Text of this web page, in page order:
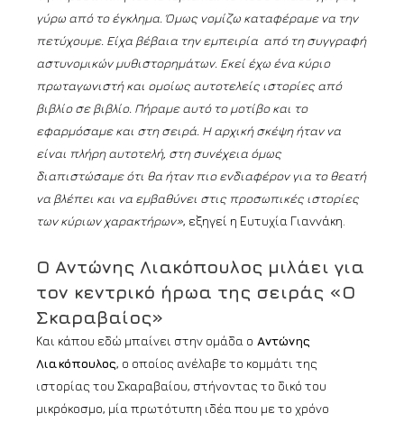
γύρω από το έγκλημα. Όμως νομίζω καταφέραμε να την
πετύχουμε. Είχα βέβαια την εμπειρία από τη συγγραφή
αστυνομικών μυθιστορημάτων. Εκεί έχω ένα κύριο
πρωταγωνιστή και ομοίως αυτοτελείς ιστορίες από
βιβλίο σε βιβλίο. Πήραμε αυτό το μοτίβο και το
εφαρμόσαμε και στη σειρά. Η αρχική σκέψη ήταν να
είναι πλήρη αυτοτελή, στη συνέχεια όμως
διαπιστώσαμε ότι θα ήταν πιο ενδιαφέρον για το θεατή
να βλέπει και να εμβαθύνει στις προσωπικές ιστορίες
των κύριων χαρακτήρων», εξηγεί η Ευτυχία Γιαννάκη.
Ο Αντώνης Λιακόπουλος μιλάει για
τον κεντρικό ήρωα της σειράς «Ο
Σκαραβαίος»
Και κάπου εδώ μπαίνει στην ομάδα ο Αντώνης
Λιακόπουλος, ο οποίος ανέλαβε το κομμάτι της
ιστορίας του Σκαραβαίου, στήνοντας το δικό του
μικρόκοσμο, μία πρωτότυπη ιδέα που με το χρόνο